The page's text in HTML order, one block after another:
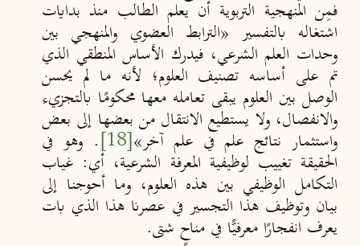
فمِن المنهجية التربوية أن يعلم الطالب منذ بدايات
اشتغاله بالتفسير «الترابط العضوي والمنهجي بين
وحدات العلم الشرعي، فيدرك الأساس المنطقي الذي
تم على أساسه تصنيف العلوم؛ لأنه ما لم يحسن
الوصل بين العلوم يبقى تعامله معها محكوما بالتجزيء
والانفصال، ولا يستطيع الانتقال من بعضها إلى بعض
واستثمار نتائج علم في علم آخر»
[18] . وهو في
الحقيقة تغييب لوظيفية المعرفة الشرعية، أي: غياب
التكامل الوظيفي بين هذه العلوم، وما أحوجنا إلى
بيان وتوظيف هذا التجسير في عصرنا هذا الذي بات
يعرف انفجارا معرفيًّا في مناحٍ شتى.